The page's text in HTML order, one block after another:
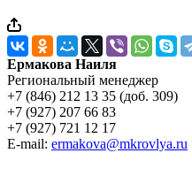
Ермакова Наиля
Региональный менеджер
+7 (846) 212 13 35 (доб. 309)
+7 (927) 207 66 83
+7 (927) 721 12 17
E-mail: ermakova@mkrovlya.ru